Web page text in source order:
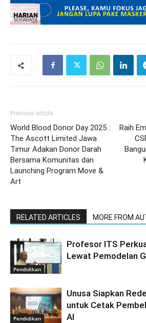
Previous article
World Blood Donor Day 2025 :
The Ascott Limited Jawa
Timur Adakan Donor Darah
Bersama Komunitas dan
Launching Program Move &
Art
Raih
RELATED ARTICLES MORE FROM
Pendidikan
Profesor ITS
Lewat Pemodelan
Pendidikan
Unusa Siapkan
untuk Cetak
AI